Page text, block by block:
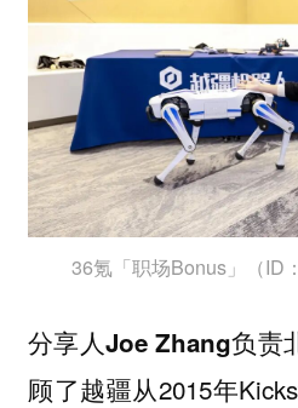
36氪「职场Bonus」（ID
分享人Joe Zhang负责
顾了越疆从2015年